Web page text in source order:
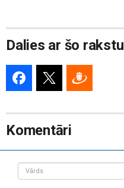
Dalies ar šo rakstu
Komentāri
Vārds